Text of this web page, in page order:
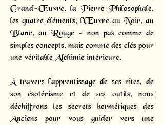
Grand-Œuvre, la Pierre Philosophale,
les quatre éléments, l'Œuvre au Noir, au
Blanc, au Rouge - non pas comme de
simples concepts, mais comme des clés pour
une véritable Alchimie intérieure.
À travers l'apprentissage de ses rites, de
son ésotérisme et de ses outils, nous
déchiffrons les secrets hermétiques des
Anciens pour vous guider vers une